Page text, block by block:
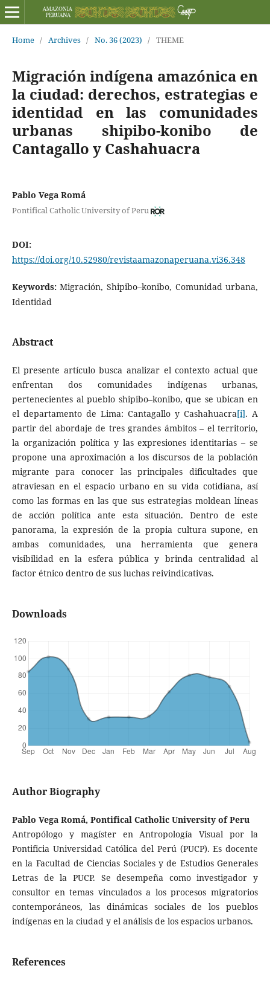
Home / Archives / No. 36 (2023) / THEME
Migración indígena amazónica en
la ciudad: derechos, estrategias e
identidad en las comunidades
urbanas shipibo-konibo de
Cantagallo y Cashahuacra
Pablo Vega Romá
Pontifical Catholic University of Peru
DOI:
https://doi.org/10.52980/revistaamazonaperuana.vi36.348
Keywords:Migración, Shipibo–konibo, Comunidad urbana,
Identidad
Abstract
El presente artículo busca analizar el contexto actual que
enfrentan dos comunidades indígenas urbanas,
pertenecientes al pueblo shipibo–konibo, que se ubican en
el departamento de Lima: Cantagallo y Cashahuacra[i]. A
partir del abordaje de tres grandes ámbitos – el territorio,
la organización política y las expresiones identitarias – se
propone una aproximación a los discursos de la población
migrante para conocer las principales dificultades que
atraviesan en el espacio urbano en su vida cotidiana, así
como las formas en las que sus estrategias moldean líneas
de acción política ante esta situación. Dentro de este
panorama, la expresión de la propia cultura supone, en
ambas comunidades, una herramienta que genera
visibilidad en la esfera pública y brinda centralidad al
factor étnico dentro de sus luchas reivindicativas.
Downloads
Author Biography
Pablo Vega Romá, Pontifical Catholic University of Peru
Antropólogo y magíster en Antropología Visual por la
Pontificia Universidad Católica del Perú (PUCP). Es docente
en la Facultad de Ciencias Sociales y de Estudios Generales
Letras de la PUCP. Se desempeña como investigador y
consultor en temas vinculados a los procesos migratorios
contemporáneos, las dinámicas sociales de los pueblos
indígenas en la ciudad y el análisis de los espacios urbanos.
References